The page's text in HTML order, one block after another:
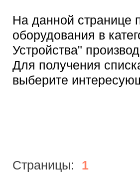
На данной странице
оборудования в
Устройства"
Для получения
выберите
Страницы: 1